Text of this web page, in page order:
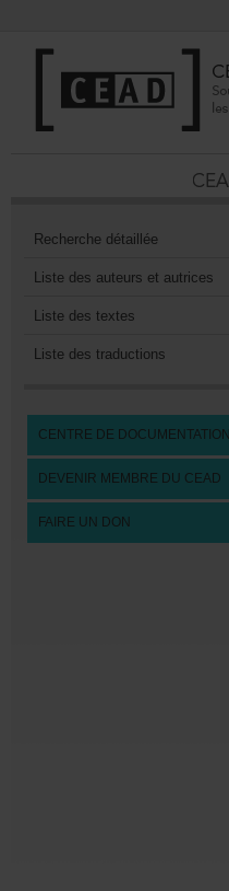
Recherchedétaillée
Listedesauteursetautrices
Listedestextes
Listedestraductions
CENTREDEDOCUMENTATION
DEVENIRMEMBREDUCEAD
FAIREUNDON